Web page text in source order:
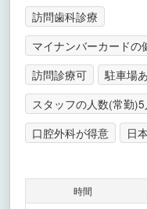
訪問歯科診療
マイナンバーカードの
訪問診療可
駐車場
スタッフの人数(常勤)5
口腔外科が得意
日
時間